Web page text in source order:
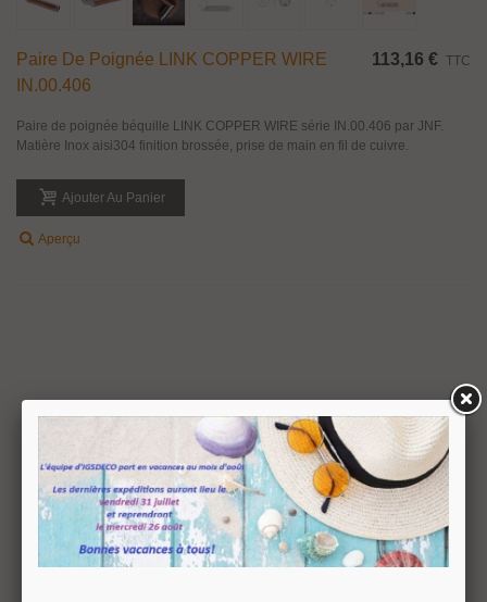
Paire De Poignée LINK COPPER WIRE
IN.00.406
113,16 € TTC
Paire de poignée béquille LINK COPPER WIRE série IN.00.406 par JNF.
Matière Inox aisi304 finition brossée, prise de main en fil de cuivre.
Ajouter Au Panier
Aperçu